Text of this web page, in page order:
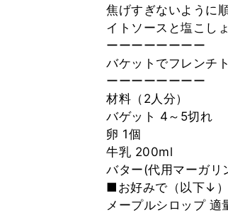
焦げすぎないように
イトソースと塩こし
ーーーーーーーー
バケットでフレンチ
ーーーーーーーー
材料（2人分）
バゲット 4～5切れ
卵 1個
牛乳 200ml
バター(代用マーガリ
■お好みで（以下↓）
メープルシロップ 適